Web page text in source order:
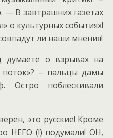
— В завтрашних газетах
о культурных событиях!
ли наши мнения!
о взрывах на
поток»? – пальцы дамы
Остро поблескивали
это русские! Кроме
НЕГО (!) подумали! ОН,